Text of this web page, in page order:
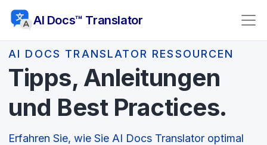
AI Docs™ Translator
AI DOCS TRANSLATOR RESSOURCEN
Tipps, Anleitungen
und Best Practices.
Erfahren Sie, wie Sie AI Docs Translator optimal